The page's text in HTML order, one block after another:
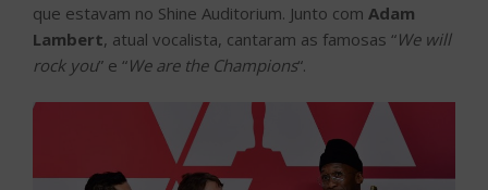
que estavam no Shine Auditorium. Junto com Adam
Lambert, atual vocalista, cantaram as famosas “We will
rock you” e “We are the Champions“.